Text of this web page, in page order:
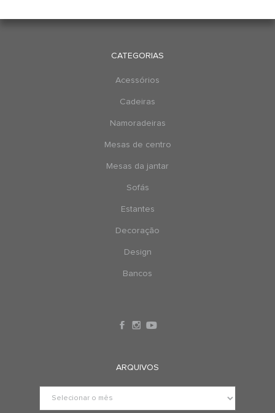
CATEGORIAS
Acessórios
Cadeiras
Namoradeiras
Mesas de centro
Mesas da jantar
Sofás
Estantes
Decoração
Design
Bancos
ARQUIVOS